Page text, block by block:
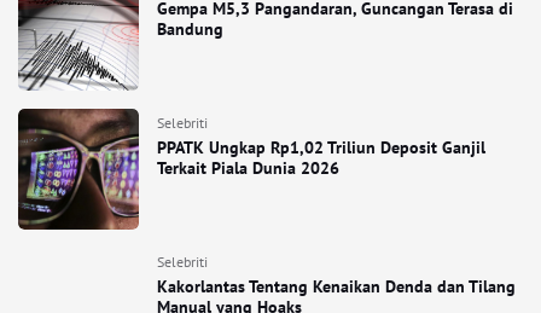
Gempa M5,3 Pangandaran, Guncangan Terasa di
Bandung
Selebriti
PPATK Ungkap Rp1,02 Triliun Deposit Ganjil
Terkait Piala Dunia 2026
Selebriti
Kakorlantas Tentang Kenaikan Denda dan Tilang
Manual yang Hoaks